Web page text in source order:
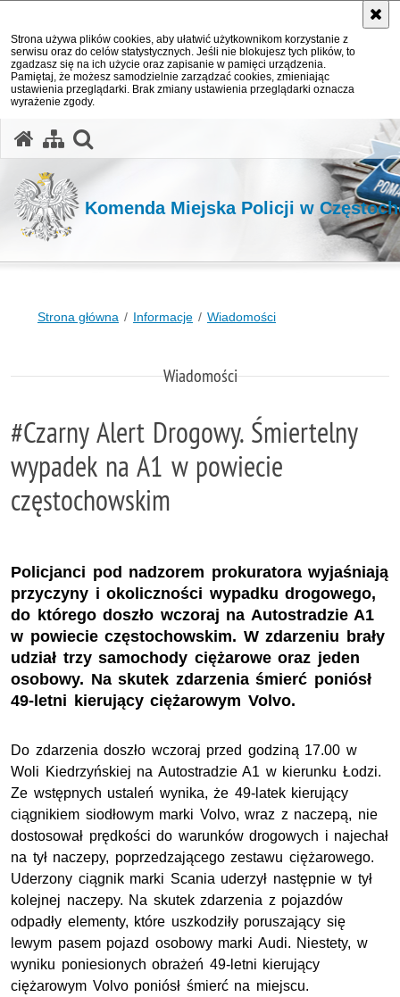
Strona używa plików cookies, aby ułatwić użytkownikom korzystanie z
serwisu oraz do celów statystycznych. Jeśli nie blokujesz tych plików, to
zgadzasz się na ich użycie oraz zapisanie w pamięci urządzenia.
Pamiętaj, że możesz samodzielnie zarządzać cookies, zmieniając
ustawienia przeglądarki. Brak zmiany ustawienia przeglądarki oznacza
wyrażenie zgody.
Komenda Miejska Policji w
Strona główna Informacje Wiadomości
Wiadomości
#Czarny Alert Drogowy. Śmiertelny
wypadek na A1 w powiecie
częstochowskim
Policjanci pod nadzorem prokuratora wyjaśniają
przyczyny i okoliczności wypadku drogowego,
do którego doszło wczoraj na Autostradzie A1
w powiecie częstochowskim. W zdarzeniu brały
udział trzy samochody ciężarowe oraz jeden
osobowy. Na skutek zdarzenia śmierć poniósł
49-letni kierujący ciężarowym Volvo.
Do zdarzenia doszło wczoraj przed godziną 17.00 w
Woli Kiedrzyńskiej na Autostradzie A1 w kierunku Łodzi.
Ze wstępnych ustaleń wynika, że 49-latek kierujący
ciągnikiem siodłowym marki Volvo, wraz z naczepą, nie
dostosował prędkości do warunków drogowych i najechał
na tył naczepy, poprzedzającego zestawu ciężarowego.
Uderzony ciągnik marki Scania uderzył następnie w tył
kolejnej naczepy. Na skutek zdarzenia z pojazdów
odpadły elementy, które uszkodziły poruszający się
lewym pasem pojazd osobowy marki Audi. Niestety, w
wyniku poniesionych obrażeń 49-letni kierujący
ciężarowym Volvo poniósł śmierć na miejscu.